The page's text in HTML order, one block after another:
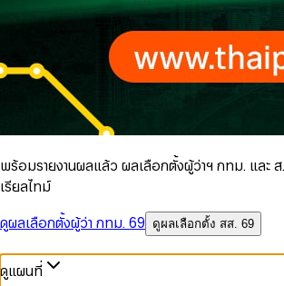
พร้อมรายงานผลแล้ว ผลเลือกตั้งผู้ว่าฯ กทม. และ
เรียลไทม์
ดูผลเลือกตั้งผู้ว่า กทม. 69
ดูผลเลือกตั้ง สส. 69
ดูแผนที่